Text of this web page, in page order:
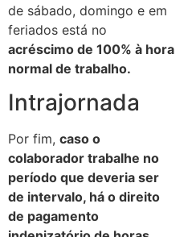
de sábado, domingo e em
feriados está no
acréscimo de 100% à hora
normal de trabalho.
Intrajornada
Por fim, caso o
colaborador trabalhe no
período que deveria ser
de intervalo, há o direito
de pagamento